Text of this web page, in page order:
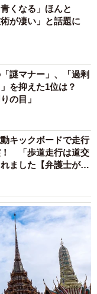
くなる」ほんと
が凄い」と話題に
謎マナー」、「過剰
を抑えた1位は？
の目」
キックボードで走行
！ 「歩道走行は道交
ました【弁護士が解